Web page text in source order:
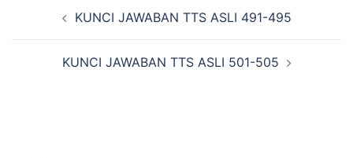
Navigasi
Tulisan
KUNCI JAWABAN TTS ASLI 491-495
KUNCI JAWABAN TTS ASLI 501-505